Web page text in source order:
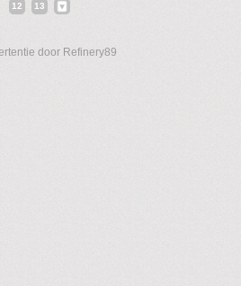
12 13
door Refinery89